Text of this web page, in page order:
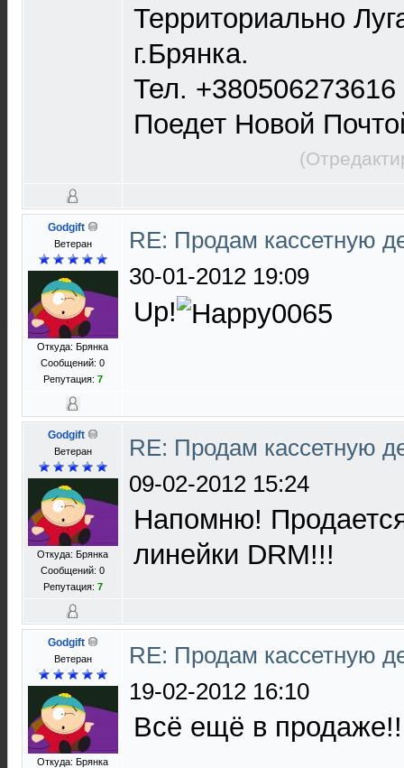
Территориально
г.Брянка.
Тел. +380506273616
Поедет Новой
Godgift
Ветеран
Откуда: Брянка
Сообщений: 0
Репутация: 7
RE: Продам кассетную
30-01-2012 19:09
Up!
Godgift
Ветеран
Откуда: Брянка
Сообщений: 0
Репутация: 7
RE: Продам кассетную
09-02-2012 15:24
Напомню!
линейки DRM!!!
Godgift
Ветеран
Откуда: Брянка
RE: Продам кассетную
19-02-2012 16:10
Всё ещё в